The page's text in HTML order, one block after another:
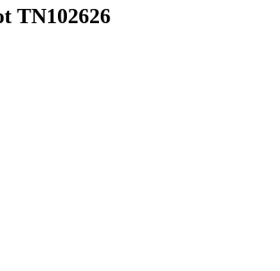
TN102626